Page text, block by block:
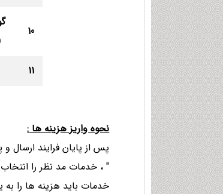
10
11
نحوه واريز هزینه ها:
پس از پایان فرایند ارسال
" ، خدمات مد نظر را
خدمات باید هزینه ها را به